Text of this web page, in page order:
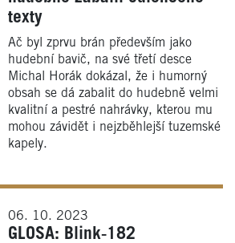
texty
Ač byl zprvu brán především jako
hudební bavič, na své třetí desce
Michal Horák dokázal, že i humorný
obsah se dá zabalit do hudebně velmi
kvalitní a pestré nahrávky, kterou mu
mohou závidět i nejzběhlejší tuzemské
kapely.
06. 10. 2023
GLOSA: Blink‑182